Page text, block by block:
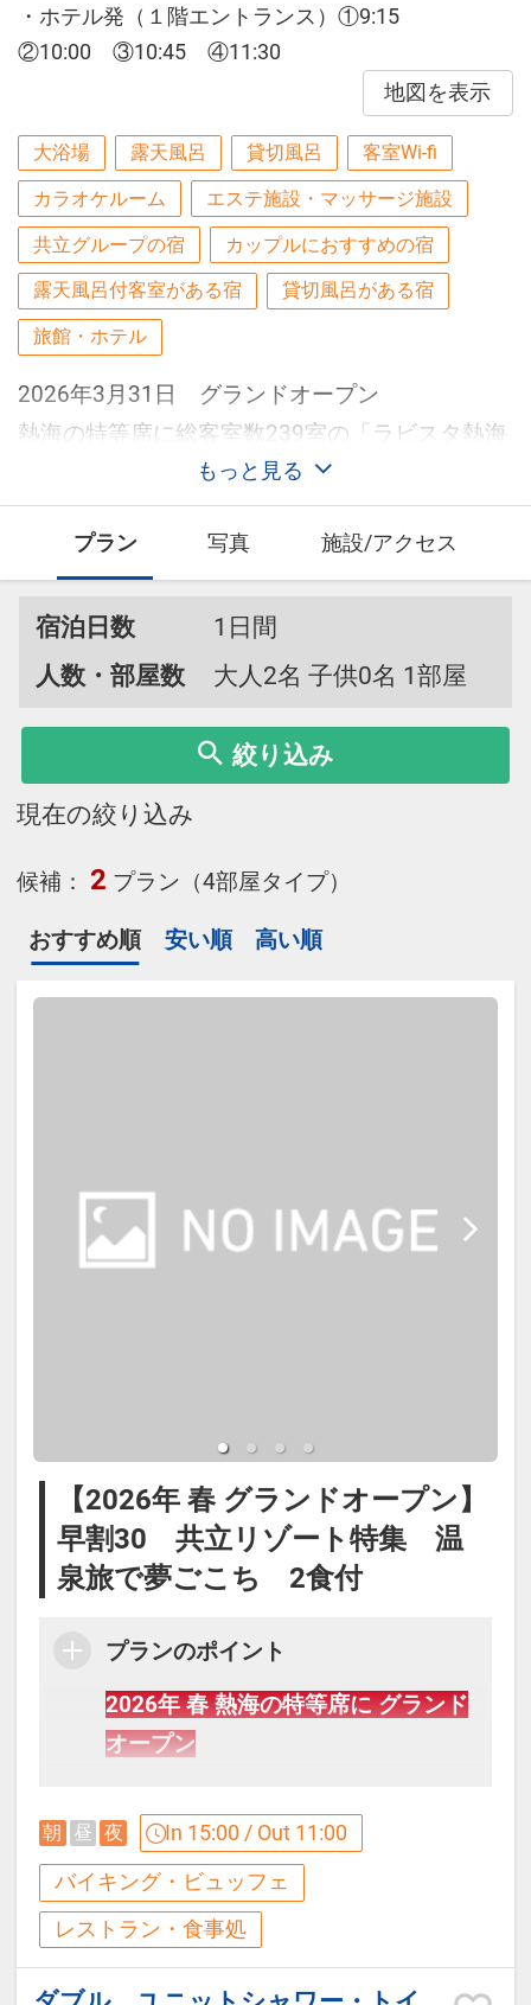
・ホテル発（１階エントランス）①9:15
②10:00 ③10:45 ④11:30
地図を表示
大浴場 露天風呂 貸切風呂 客室Wi-fi
カラオケルーム エステ施設・マッサージ施設
共立グループの宿 カップルにおすすめの宿
露天風呂付客室がある宿 貸切風呂がある宿
旅館・ホテル
もっと見る
2026年3月31日 グランドオープン
熱海の特等席に総客室数239室の「ラビスタ熱海
プラン 写真 施設/アクセス
宿泊日数
1日間
人数・部屋数
大人2名 子供0名 1部屋
絞り込み
現在の絞り込み
候補： 2 プラン（4部屋タイプ）
おすすめ順 安い順 高い順
【2026年 春 グランドオープン】
早割30 共立リゾート特集 温
泉旅で夢ごこち 2食付
プランのポイント
2026年 春 熱海の特等席に グランド
オープン
Odakyu×共立リゾート コラボ企画
★☆★ご旅行の計画は早めがお得
30日前までの早期予約割引プランを
ご用意しました。
朝 昼 夜 In 15:00 / Out 11:00
バイキング・ビュッフェ
レストラン・食事処